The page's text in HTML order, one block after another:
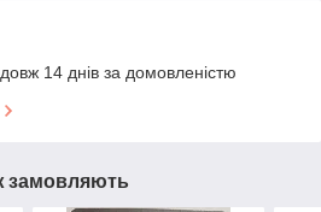
14 днів за домовленістю
замовляють